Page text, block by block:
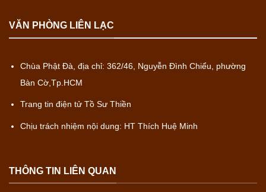
VĂN PHÒNG LIÊN LẠC
Chùa Phật Đà, địa chỉ: 362/46, Nguyễn Đình Chiểu, phường
Bàn Cờ,Tp.HCM
Trang tin điện tử Tồ Sư Thiền
Chịu trách nhiệm nội dung: HT Thích Huệ Minh
THÔNG TIN LIÊN QUAN